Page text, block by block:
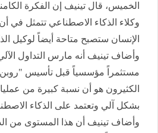
الخميس، قال تينيف إن الفكرة
وكلاء الذكاء الاصطناعي تتمثل في
الإنسان ستصبح متاحة أيضاً لوكيل
وأضاف تينيف أنه مارس التداول
مستثمراً مؤسسياً قبل تأسيس "روبن
الكثيرون هو أن نسبة كبيرة من
بشكل آلي وتعتمد على الذكاء
وأضاف تينيف أن هذا المستوى من